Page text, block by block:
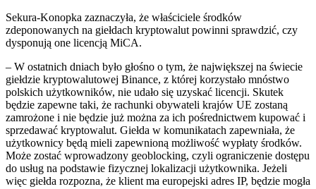
Sekura-Konopka zaznaczyła, że właściciele środków
zdeponowanych na giełdach kryptowalut powinni sprawdzić, czy
dysponują one licencją MiCA.
– W ostatnich dniach było głośno o tym, że największej na świecie
giełdzie kryptowalutowej Binance, z której korzystało mnóstwo
polskich użytkowników, nie udało się uzyskać licencji. Skutek
będzie zapewne taki, że rachunki obywateli krajów UE zostaną
zamrożone i nie będzie już można za ich pośrednictwem kupować i
sprzedawać kryptowalut. Giełda w komunikatach zapewniała, że
użytkownicy będą mieli zapewnioną możliwość wypłaty środków.
Może zostać wprowadzony geoblocking, czyli ograniczenie dostępu
do usług na podstawie fizycznej lokalizacji użytkownika. Jeżeli
więc giełda rozpozna, że klient ma europejski adres IP, będzie mogła